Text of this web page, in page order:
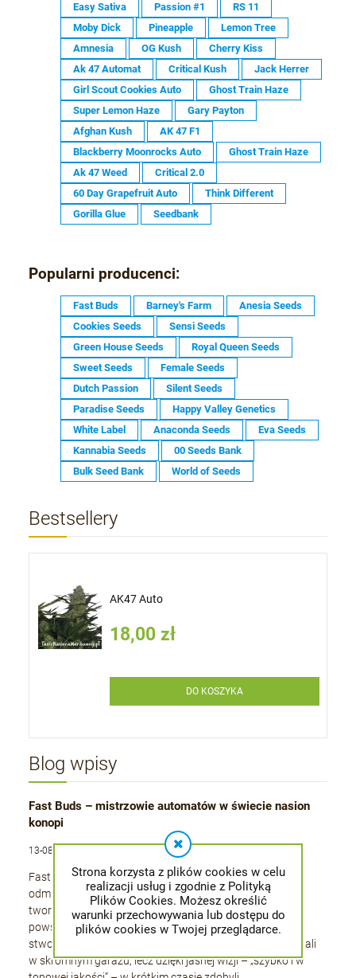
Strona korzysta z plików cookies w celu
realizacji usług i zgodnie z Polityką
Plików Cookies. Możesz określić
warunki przechowywania lub dostępu do
plików cookies w Twojej przeglądarce.
Easy Sativa
Passion #1
RS 11
Moby Dick
Pineapple
Lemon Tree
Amnesia
OG Kush
Cherry Kiss
Ak 47 Automat
Critical Kush
Jack Herrer
Girl Scout Cookies Auto
Ghost Train Haze
Super Lemon Haze
Gary Payton
Afghan Kush
AK 47 F1
Blackberry Moonrocks Auto
Ghost Train Haze
Ak 47 Weed
Critical 2.0
60 Day Grapefruit Auto
Think Different
Gorilla Glue
Seedbank
Popularni producenci:
Fast Buds Barney's Farm
Anesia Seeds
Cookies Seeds
Sensi Seeds
Green House Seeds
Royal Queen Seeds
Sweet Seeds
Female Seeds
Dutch Passion
Silent Seeds
Paradise Seeds
Happy Valley Genetics
White Label
Anaconda Seeds
Eva Seeds
Kannabia Seeds
00 Seeds Bank
Bulk Seed Bank
World of Seeds
Bestsellery
AK47 Auto
18,00 zł
DO KOSZYKA
Blog wpisy
Fast Buds – mistrzowie automatów w świecie nasion
konopi
13-08-2025 , admin
Fast Buds to producent, który od ponad dziesięciu lat
odmienia rynek nasion marihuany, koncentrując się na
tworzeniu odmian automatycznie kwitnących. Marka
powstała w 2010 roku w Stanach Zjednoczonych,
stworzona przez grupę pasjonatów i hodowców. Zaczynali
w skromnym garażu, lecz dzięki jasnej wizji – „szybko i w